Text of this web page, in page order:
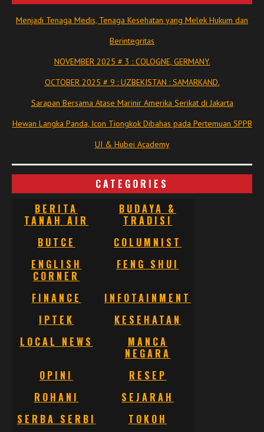
Menjadi Tenaga Medis, Tenaga Kesehatan yang Melek Hukum dan
Berintegritas
NOVEMBER 2025 # 3 : COLOGNE, GERMANY.
OCTOBER 2025 # 9 : UZBEKISTAN : SAMARKAND.
Sarapan Bersama Atase Marinir Amerika Serikat di Jakarta
Hewan Langka Panda, Icon Tiongkok Dibahas pada Pertemuan SPPB
UI & Hubei Academy
CATEGORIES
BERITA
TANAH AIR
BUDAYA &
TRADISI
BUTCE
COLUMNIST
ENGLISH
CORNER
FENG SHUI
FINANCE
INFOTAINMENT
IPTEK
KESEHATAN
LOCAL NEWS
MANCA
NEGARA
OPINI
RESEP
ROHANI
SEJARAH
SERBA SERBI
TOKOH